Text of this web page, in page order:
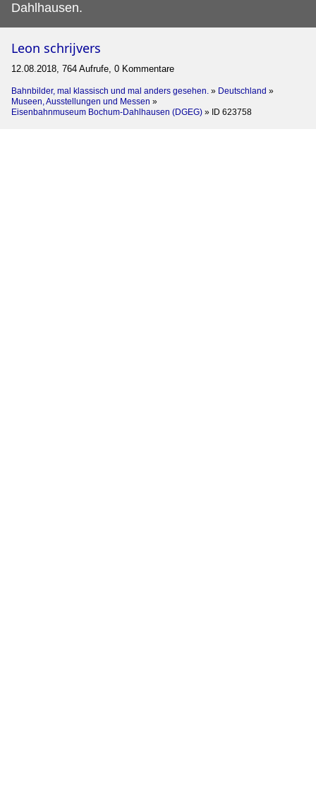
Dahlhausen.
Leon schrijvers
12.08.2018, 764 Aufrufe, 0 Kommentare
Bahnbilder, mal klassisch und mal anders gesehen. » Deutschland »
Museen, Ausstellungen und Messen »
Eisenbahnmuseum Bochum-Dahlhausen (DGEG) » ID 623758